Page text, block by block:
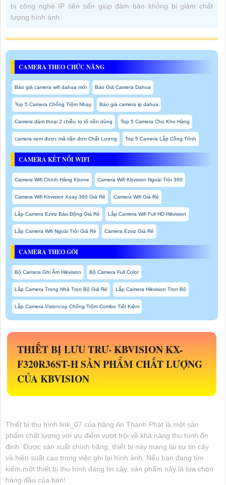
bị công nghệ IP tiên tiến giúp đảm bảo không bị giảm chất
lượng hình ảnh
CAMERA THEO CHỨC NĂNG
Báo giá camera wifi dahua mới Báo Giá Camera Dahua
Top 5 Camera Chống Trộm Nhạy Báo giá camera ip dahua
Camera đàm thoại 2 chiều to rõ nên dùng Top 5 Camera Cho Kho Hàng
camera xem được mã vận đơn Chất Lượng Top 5 Camera Lắp Công Trình
CAMERA KẾT NỐI WIFI
Camera Wifi Chính Hãng Kbone Camera Wifi Kbvision Ngoài Trời 360
Camera Wifi Kbvision Xoay 360 Giá Rẻ Camera Wifi Giá Rẻ
Lắp Camera Ezviz Báo Động Giá Rẻ Lắp Camera Wifi Full HD Hikvision
Lắp Camera Wifi Ngoài Trời Giá Rẻ Camera Ezviz Giá Rẻ
CAMERA THEO GÓI
Bộ Camera Ghi Âm Hikvision Bộ Camera Full Color
Lắp Camera Trong Nhà Trọn Bộ Giá Rẻ Lắp Camera Hikvision Trọn Bộ
Lắp Camera Visioncop Chống Trộm Combo Tiết Kiệm
THIẾT BỊ LƯU TRƯ· KBVISIONKX-
F320R36ST-HSẢN PHẨM CHẤT LƯỢNG
CỦA KBVISION
Thiết bị thu hình link_07 của hãng An Thành Phát là một sản
phẩm chất lượng với ưu điểm vượt trội về khả năng thu hình ổn
định. Được sản xuất chính hãng, thiết bị này mang lại sự tin cậy
và hiệu suất cao trong việc ghi lại hình ảnh. Nếu bạn đang tìm
kiếm một thiết bị thu hình đáng tin cậy, sản phẩm này là lựa chọn
hàng đầu của bạn!